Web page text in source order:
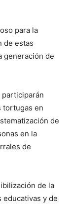
para la
de estas
generación de
participarán
tortugas en
de
en la
de
de la
educativas y de